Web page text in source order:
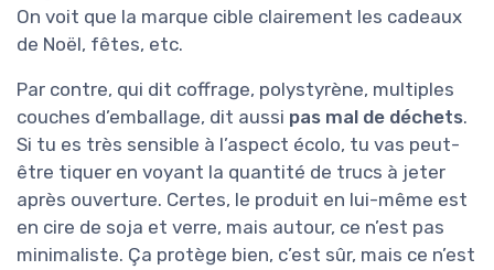
On voit que la marque cible clairement les cadeaux
de Noël, fêtes, etc.
Par contre, qui dit coffrage, polystyrène, multiples
couches d’emballage, dit aussi pas mal de déchets.
Si tu es très sensible à l’aspect écolo, tu vas peut-
être tiquer en voyant la quantité de trucs à jeter
après ouverture. Certes, le produit en lui-même est
en cire de soja et verre, mais autour, ce n’est pas
minimaliste. Ça protège bien, c’est sûr, mais ce n’est